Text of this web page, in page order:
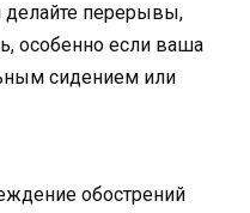
делайте перерывы,
особенно если ваша
сидением или
обострений